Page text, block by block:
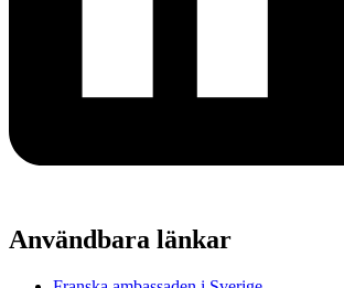
Användbara länkar